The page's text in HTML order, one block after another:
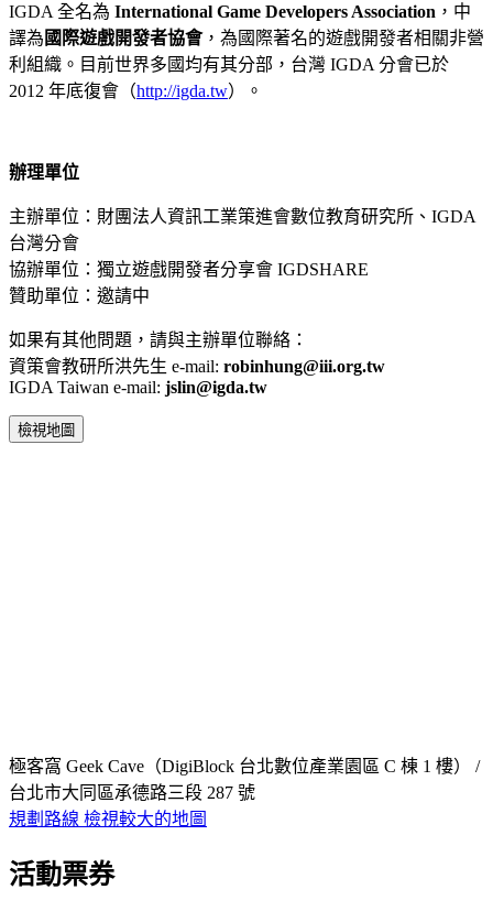
IGDA 全名為 International Game Developers Association ，中
譯為 國際遊戲開發者協會，為國際著名的遊戲開發者相關非營
利組織。目前世界多國均有其分部，台灣 IGDA 分會已於
2012 年底復會（http://igda.tw）。
辦理單位
主辦單位：財團法人資訊工業策進會數位教育研究所、IGDA
台灣分會
協辦單位：獨立遊戲開發者分享會 IGDSHARE
贊助單位：邀請中
如果有其他問題，請與主辦單位聯絡：
資策會教研所洪先生 e-mail: robinhung@iii.org.tw
IGDA Taiwan e-mail: jslin@igda.tw
檢視地圖
極客窩 Geek Cave（DigiBlock 台北數位產業園區 C 棟 1 樓） /
台北市大同區承德路三段 287 號
規劃路線 檢視較大的地圖
活動票券